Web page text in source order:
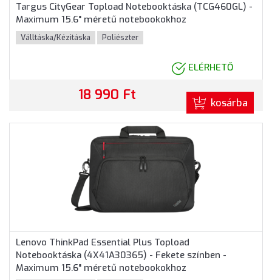
Targus CityGear Topload Notebooktáska (TCG460GL) -
Maximum 15.6" méretű notebookokhoz
Válltáska/Kézitáska Poliészter
ELÉRHETŐ
18 990 Ft kosárba
Lenovo ThinkPad Essential Plus Topload
Notebooktáska (4X41A30365) - Fekete színben -
Maximum 15.6" méretű notebookokhoz